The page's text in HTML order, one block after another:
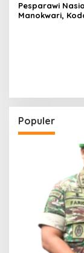
Pesparawi
Manokwari,
Populer